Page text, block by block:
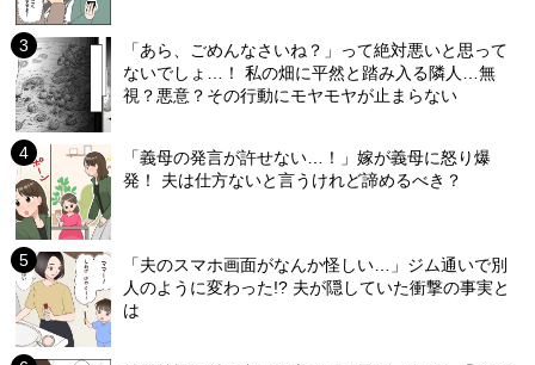
「あら、ごめんなさいね？」って絶対悪いと思って
ないでしょ…！ 私の畑に平然と踏み入る隣人…無
視？悪意？その行動にモヤモヤが止まらない
「義母の発言が許せない…！」嫁が義母に怒り爆
発！ 夫は仕方ないと言うけれど諦めるべき？
「夫のスマホ画面がなんか怪しい…」ジム通いで別
人のように変わった!? 夫が隠していた衝撃の事実と
は